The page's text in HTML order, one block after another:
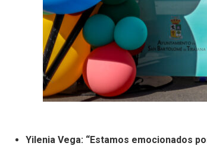
Yilenia Vega: “Estamos emocionados